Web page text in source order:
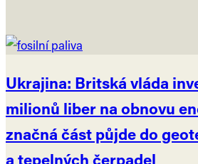
Ukrajina: Britská vláda
milionů liber na obnovu
značná část půjde do
a tepelných čerpadel